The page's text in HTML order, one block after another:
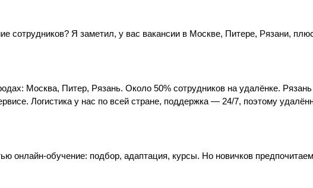
сотрудников? Я заметил, у вас вакансии в Москве, Питере, Рязани,
Москва, Питер, Рязань. Около 50% сотрудников на удалёнке.
Логистика у нас по всей стране, поддержка — 24/7, поэтому
онлайн-обучение: подбор, адаптация, курсы. Но новичков